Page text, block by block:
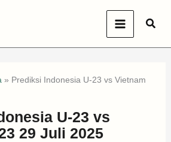
» Prediksi Indonesia U-23 vs Vietnam
U-23 vs
29 Juli 2025